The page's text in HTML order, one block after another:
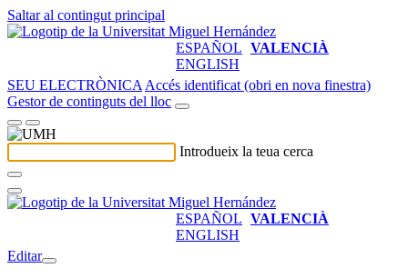
Saltar al contingut principal
ESPAÑOL VALENCIÀ
ENGLISH
SEU ELECTRÒNICA Accés identificat (obri en nova finestra)
Gestor de continguts del lloc
Introdueix la teua cerca
ESPAÑOL VALENCIÀ
ENGLISH
Editar